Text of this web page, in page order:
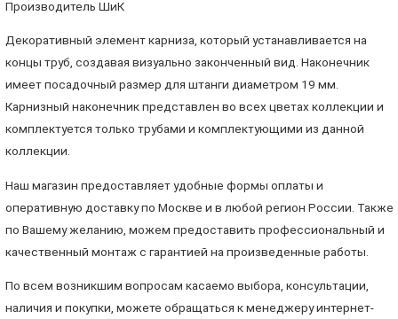
Производитель ШиК
Декоративный элемент карниза, который устанавливается на
концы труб, создавая визуально законченный вид. Наконечник
имеет посадочный размер для штанги диаметром 19 мм.
Карнизный наконечник представлен во всех цветах коллекции и
комплектуется только трубами и комплектующими из данной
коллекции.
Наш магазин предоставляет удобные формы оплаты и
оперативную доставку по Москве и в любой регион России. Также
по Вашему желанию, можем предоставить профессиональный и
качественный монтаж с гарантией на произведенные работы.
По всем возникшим вопросам касаемо выбора, консультации,
наличия и покупки, можете обращаться к менеджеру интернет-